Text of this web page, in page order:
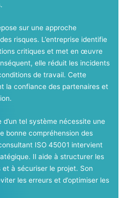
sur une approche
risques. L’entreprise identifie
critiques et met en œuvre
elle réduit les incidents
de travail. Cette
la confiance des partenaires et
tel système nécessite une
bonne compréhension des
ISO 45001 intervient
Il aide à structurer les
à sécuriser le projet. Son
les erreurs et d’optimiser les